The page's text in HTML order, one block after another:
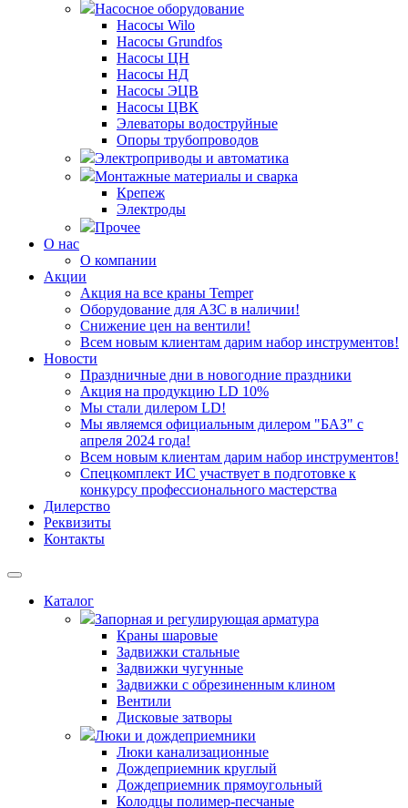
Насосное оборудование
Насосы Wilo
Насосы Grundfos
Насосы ЦН
Насосы НД
Насосы ЭЦВ
Насосы ЦВК
Элеваторы водоструйные
Опоры трубопроводов
Электроприводы и автоматика
Монтажные материалы и сварка
Крепеж
Электроды
Прочее
О нас
О компании
Акции
Акция на все краны Temper
Оборудование для АЗС в наличии!
Снижение цен на вентили!
Всем новым клиентам дарим набор инструментов!
Новости
Праздничные дни в новогодние праздники
Акция на продукцию LD 10%
Мы стали дилером LD!
Мы являемся официальным дилером "БАЗ" с
апреля 2024 года!
Всем новым клиентам дарим набор инструментов!
Спецкомплект ИС участвует в подготовке к
конкурсу профессионального мастерства
Дилерство
Реквизиты
Контакты
Каталог
Запорная и регулирующая арматура
Краны шаровые
Задвижки стальные
Задвижки чугунные
Задвижки с обрезиненным клином
Вентили
Дисковые затворы
Люки и дождеприемники
Люки канализационные
Дождеприемник круглый
Дождеприемник прямоугольный
Колодцы полимер-песчаные